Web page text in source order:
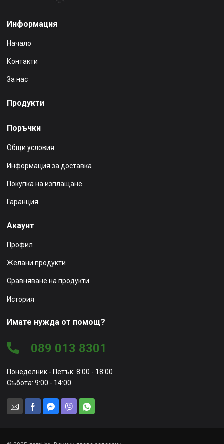
Информация
Начало
Контакти
За нас
Продукти
Поръчки
Общи условия
Информация за доставка
Покупка на изплащане
Гаранция
Акаунт
Профил
Желани продукти
Сравняване на продукти
История
Имате нужда от помощ?
089 013 8301
Понеделник - Петък: 8:00 - 18:00
Събота: 9:00 - 14:00